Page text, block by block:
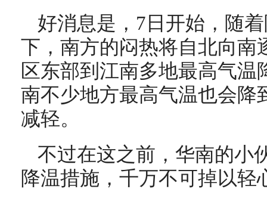
好消息是，7日开始，随
下，南方的闷热将自北向南
区东部到江南多地最高气
南不少地方最高气温也会
减轻。
不过在这之前，华南的小
降温措施，千万不可掉以轻